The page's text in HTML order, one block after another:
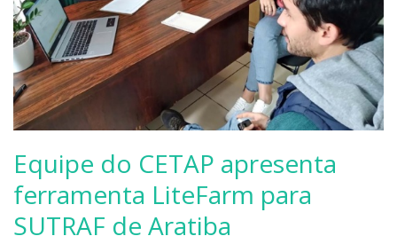
Equipe do CETAP apresenta
ferramenta LiteFarm para
SUTRAF de Aratiba